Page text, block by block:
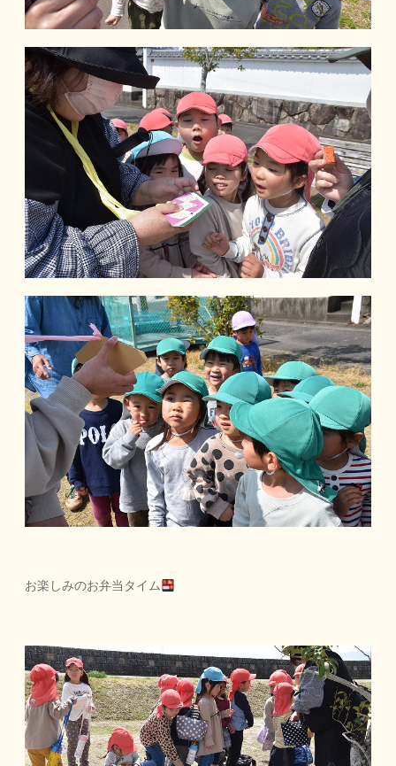
お楽しみのお弁当タイム